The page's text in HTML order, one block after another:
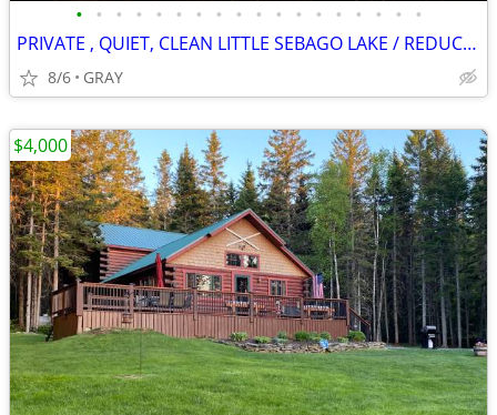
• • • • • • • • • • • • • • • • • •
PRIVATE , QUIET, CLEAN LITTLE SEBAGO LAKE / REDUCED SEPT REMAINING
8/6 GRAY
$4,000